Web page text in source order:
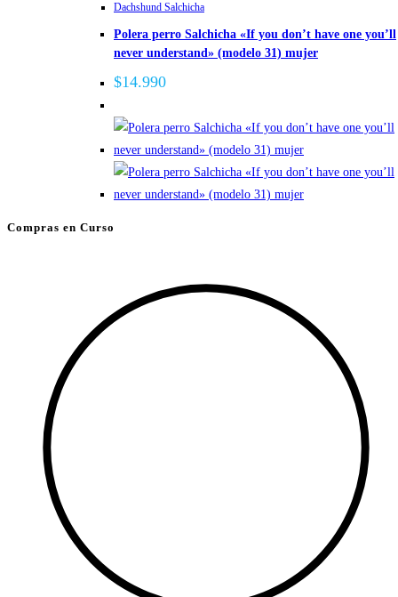
Dachshund Salchicha
Polera perro Salchicha «If you don’t have one you’ll
never understand» (modelo 31) mujer
$14.990
Compras en Curso